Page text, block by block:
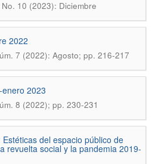
10 (2023): Diciembre
2022
7 (2022): Agosto; pp. 216-217
2023
8 (2022); pp. 230-231
del espacio público de
revuelta social y la pandemia 2019-